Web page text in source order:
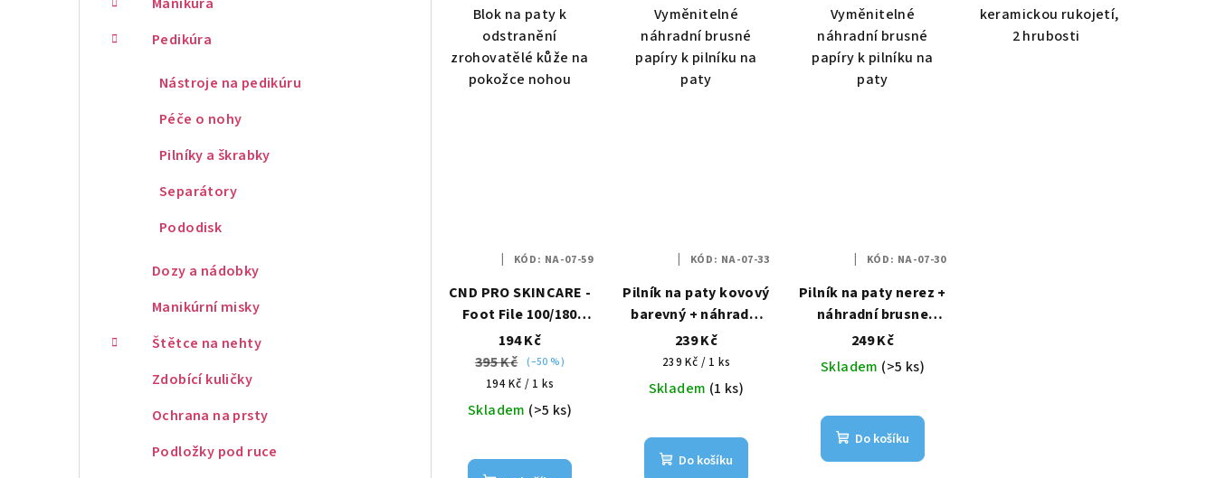
Pedikúra
Nástroje na pedikúru
Péče o nohy
Pilníky a škrabky
Separátory
Pododisk
Dozy a nádobky
Manikúrní misky
Štětce na nehty
Zdobící kuličky
Ochrana na prsty
Podložky pod ruce
Blok na paty k
odstranění
zrohovatělé kůže na
pokožce nohou
Vyměnitelné
náhradní brusné
papíry k pilníku na
paty
Vyměnitelné
náhradní brusné
papíry k pilníku na
paty
keramickou rukojetí,
2 hrubosti
CND PRO SKINCARE -
Foot File 100/180
Škrabka na nohy
194 Kč
395 Kč (–50 %)
Měrná
cena:
194 Kč / 1 ks
Skladem (>5 ks)
KÓD: NA-07-59
Pilník na paty kovový
barevný + náhradní
brusné papíry
239 Kč
Měrná
cena:
239 Kč / 1 ks
Skladem (1 ks)
Do košíku
KÓD: NA-07-33
Pilník na paty nerez +
náhradní brusne
papíry
249 Kč
Skladem (>5 ks)
Do košíku
KÓD: NA-07-30